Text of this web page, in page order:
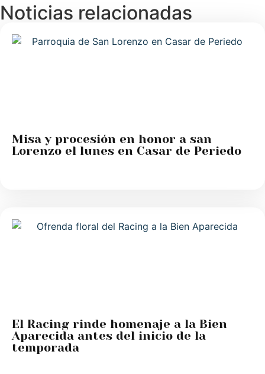
Noticias relacionadas
Misa y procesión en honor a san
Lorenzo el lunes en Casar de Periedo
El Racing rinde homenaje a la Bien
Aparecida antes del inicio de la
temporada